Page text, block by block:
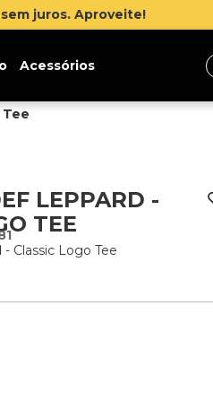
juros. Aproveite!
Acessórios
LEPPARD -
TEE
Classic Logo Tee